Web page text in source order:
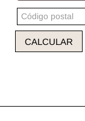
CALCULAR